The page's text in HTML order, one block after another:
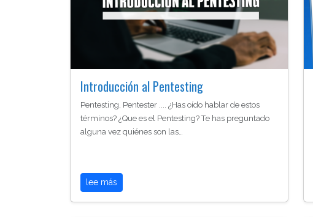
Introducción al Pentesting
Pentesting, Pentester .... ¿Has oído hablar de estos
términos? ¿Que es el Pentesting? Te has preguntado
alguna vez quiénes son las…
lee más